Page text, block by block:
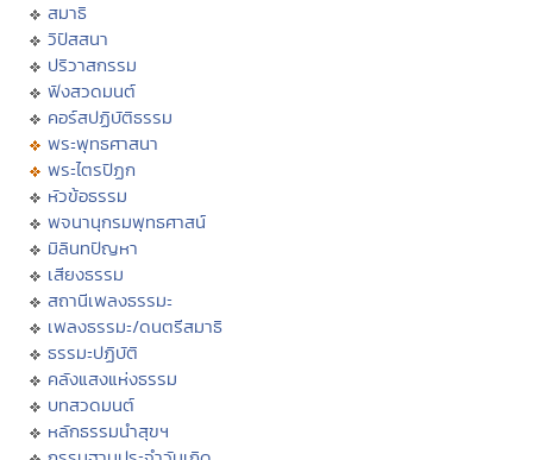
สมาธิ
วิปัสสนา
ปริวาสกรรม
ฟังสวดมนต์
คอร์สปฏิบัติธรรม
พระพุทธศาสนา
พระไตรปิฏก
หัวข้อธรรม
พจนานุกรมพุทธศาสน์
มิลินทปัญหา
เสียงธรรม
สถานีเพลงธรรมะ
เพลงธรรมะ/ดนตรีสมาธิ
ธรรมะปฏิบัติ
คลังแสงแห่งธรรม
บทสวดมนต์
หลักธรรมนำสุขฯ